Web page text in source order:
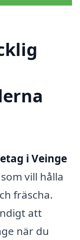
i Veinge
vill hålla
fräscha.
att
när du